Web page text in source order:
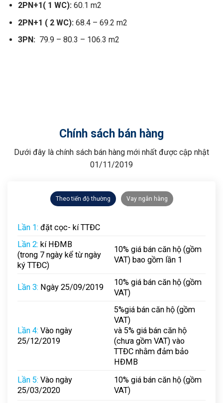
2PN+1( 1 WC):60.1 m2
2PN+1 ( 2 WC):68.4 – 69.2 m2
3PN: 79.9 – 80.3 – 106.3 m2
Chính sách bán hàng
Dưới đây là chính sách bán hàng mới nhất được cập nhật
01/11/2019
Theo tiến độ thường Vay ngân hàng
Lần 1: đặt cọc- kí TTĐC
Lần 2: kí HĐMB
(trong 7 ngày kể từ ngày
ký TTĐC)
10% giá bán căn hộ (gồm
VAT) bao gồm lần 1
Lần 3: Ngày 25/09/2019
10% giá bán căn hộ (gồm
VAT)
Lần 4: Vào ngày
25/12/2019
5%giá bán căn hộ (gồm
VAT)
và 5% giá bán căn hộ
(chưa gồm VAT) vào
TTĐC nhằm đảm bảo
HĐMB
Lần 5: Vào ngày
25/03/2020
10% giá bán căn hộ (gồm
VAT)